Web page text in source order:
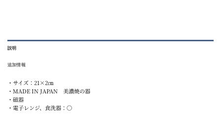
説明
追加情報
・サイズ：21×2㎝
・MADE IN JAPAN 美濃焼の器
・磁器
・電子レンジ、食洗器： 〇